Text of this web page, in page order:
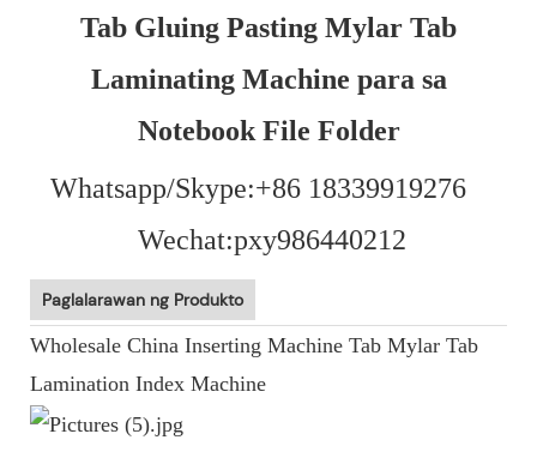
Tab Gluing Pasting Mylar Tab
Laminating Machine para sa
Notebook File Folder
Whatsapp/Skype:+86 18339919276
Wechat:pxy986440212
Paglalarawan ng Produkto
Wholesale China Inserting Machine Tab Mylar Tab
Lamination Index Machine